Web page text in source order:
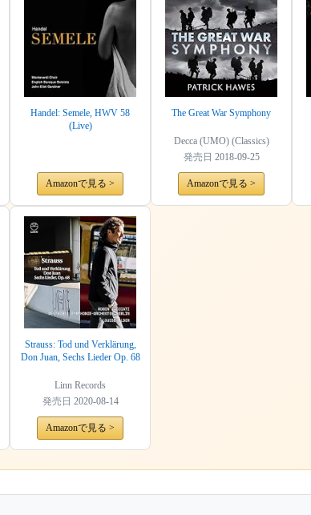
Handel: Semele, HWV 58
(Live)
Amazonで見る >
The Great War Symphony
Decca (UMO) (Classics)
発売日 2018-09-25
Amazonで見る >
Strauss: Tod und Verklärung,
Don Juan, Sechs Lieder Op. 68
Linn Records
発売日 2020-08-14
Amazonで見る >